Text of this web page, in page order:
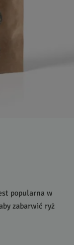
popularna w
zabarwić ryż